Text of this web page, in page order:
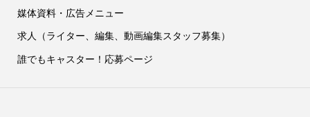
媒体資料・広告メニュー
求人（ライター、編集、動画編集スタッフ募集）
誰でもキャスター！応募ページ